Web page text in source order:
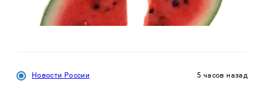
Новости России 5 часов назад